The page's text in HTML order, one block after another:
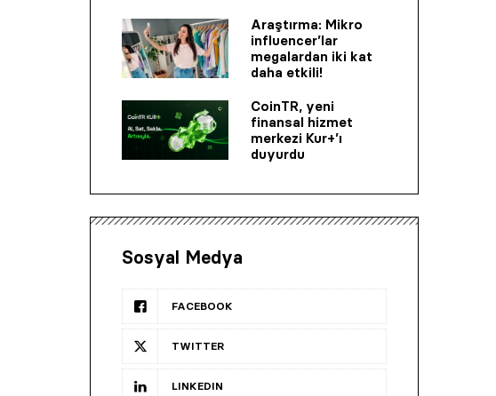
Araştırma: Mikro
influencer’lar
megalardan iki kat
daha etkili!
CoinTR, yeni
finansal hizmet
merkezi Kur+’ı
duyurdu
Sosyal Medya
FACEBOOK
TWITTER
LINKEDIN